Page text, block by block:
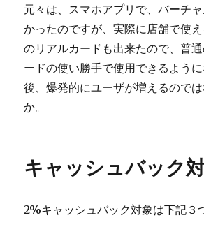
元々は、スマホアプリで、バーチ
かったのですが、実際に店舗で使
のリアルカードも出来たので、普
ードの使い勝手で使用できるよう
後、爆発的にユーザが増えるので
か。
キャッシュバック
2%キャッシュバック対象は下記３